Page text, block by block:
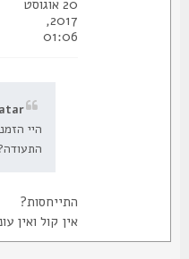
20 אוגוסט
2017,
01:06
Eviatar כתב:
התעודה?
התייחסות?
אין קול ואין עונה